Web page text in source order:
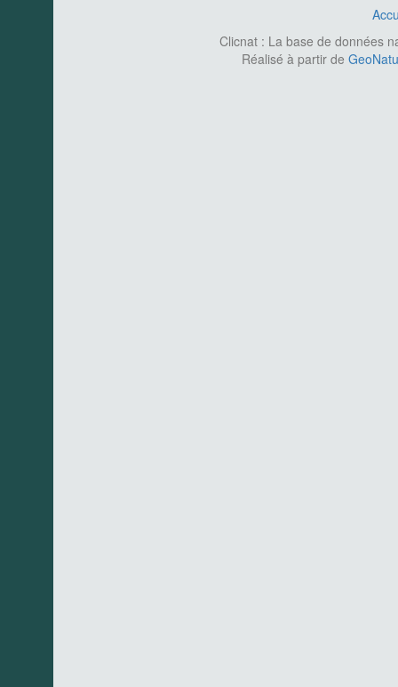
Clicnat : La base de données
Réalisé à partir de